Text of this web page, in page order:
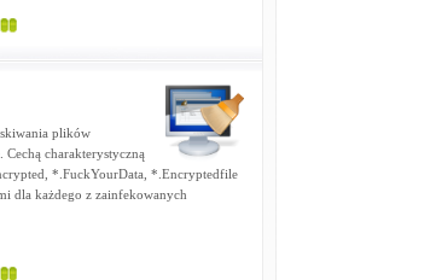
plików
charakterystyczną
*.FuckYourData, *.Encryptedfile
dla każdego z zainfekowanych